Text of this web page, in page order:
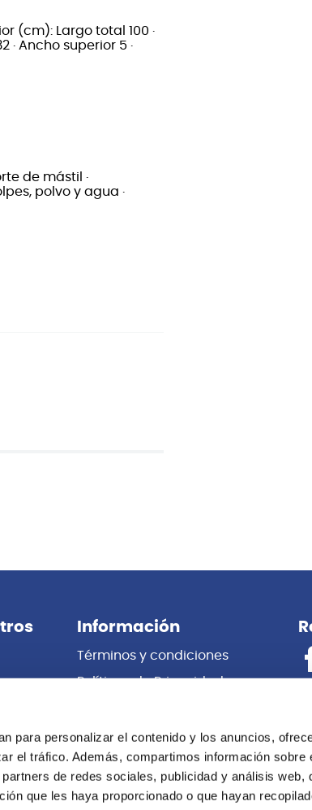
para personalizar el contenido y los anuncios,
el tráfico. Además, compartimos información sobre
de redes sociales, publicidad y análisis web,
que les haya proporcionado o que hayan
(cm): Largo total 100 ·
· Ancho superior 5 ·
de mástil ·
polvo y agua ·
Información
Términos y condiciones
Políticas de Privacidad
Cambios y Devoluciones
Centro de información
Libro de
Reclamaciones